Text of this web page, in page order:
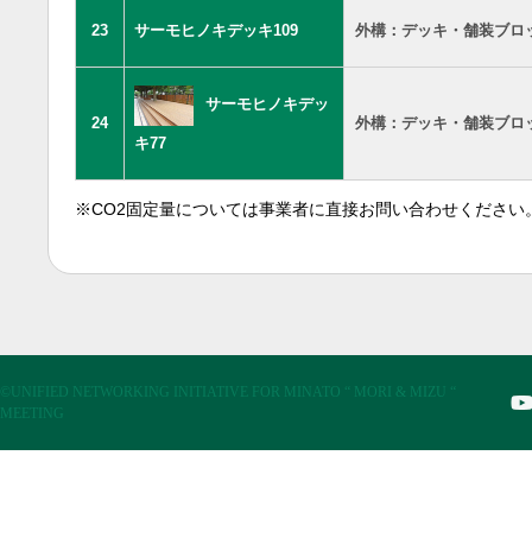
23 サーモヒノキデッキ109 外構：デッキ・舗装ブロ
24
サーモヒノキデッ
キ77
外構：デッキ・舗装ブロ
※CO2固定量については事業者に直接お問い合わせください
©UNIFIED NETWORKING INITIATIVE FOR MINATO “ MORI & MIZU “
MEETING